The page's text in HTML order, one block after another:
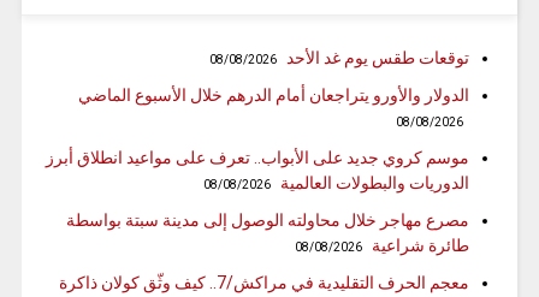
توقعات طقس يوم غد الأحد 08/08/2026
الدولار والأورو يتراجعان أمام الدرهم خلال الأسبوع الماضي
08/08/2026
موسم كروي جديد على الأبواب.. تعرف على مواعيد انطلاق أبرز
الدوريات والبطولات العالمية
08/08/2026
مصرع مهاجر خلال محاولته الوصول إلى مدينة سبتة بواسطة
طائرة شراعية
08/08/2026
معجم الحرف التقليدية في مراكش/7.. كيف وثّق كولان ذاكرة